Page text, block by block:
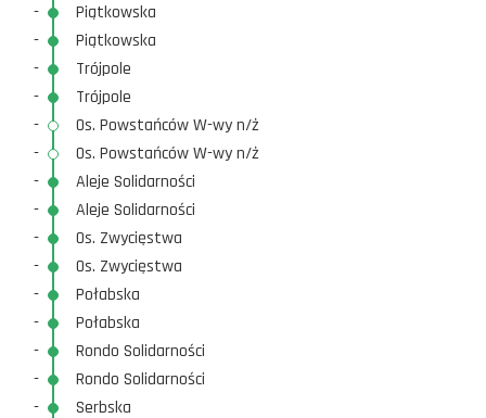
-
Piątkowska
-
Piątkowska
-
Trójpole
-
Trójpole
-
Os. Powstańców W-wy n/ż
-
Os. Powstańców W-wy n/ż
-
Aleje Solidarności
-
Aleje Solidarności
-
Os. Zwycięstwa
-
Os. Zwycięstwa
-
Połabska
-
Połabska
-
Rondo Solidarności
-
Rondo Solidarności
-
Serbska